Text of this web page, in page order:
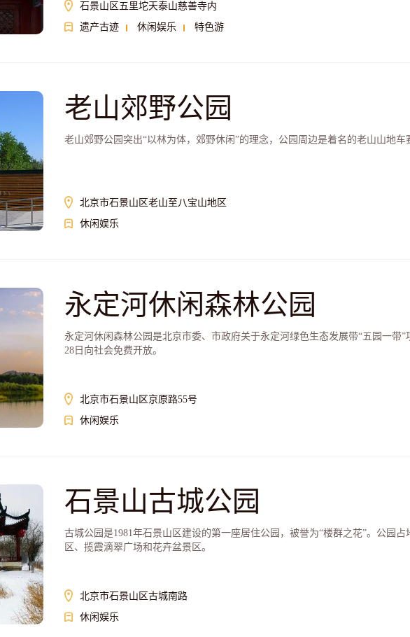
石景山区五里坨天泰山慈善寺内
遗产古迹
休闲娱乐 特色游
老山郊野公园
老山郊野公园突出“以林为体，郊野休闲”的理念，公园周边是着名的老山山地车
北京市石景山区老山至八宝山地区
休闲娱乐
永定河休闲森林公园
永定河休闲森林公园是北京市委、市政府关于永定河绿色生态发展带“五园一带
28日向社会免费开放。
北京市石景山区京原路55号
休闲娱乐
石景山古城公园
古城公园是1981年石景山区建设的第一座居住公园，被誉为“楼群之花”。公园
区、揽霞滴翠广场和花卉盆景区。
北京市石景山区古城南路
休闲娱乐